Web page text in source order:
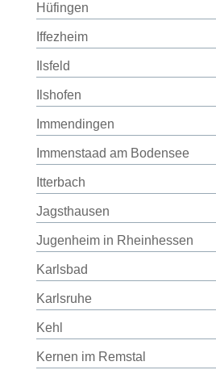
Hüfingen
Iffezheim
Ilsfeld
Ilshofen
Immendingen
Immenstaad am Bodensee
Itterbach
Jagsthausen
Jugenheim in Rheinhessen
Karlsbad
Karlsruhe
Kehl
Kernen im Remstal